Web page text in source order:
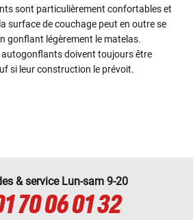
sont particulièrement confortables et
surface de couchage peut en outre se
gonflant légèrement le matelas.
doivent toujours être
si leur construction le prévoit.
& service Lun-sam 9-20
70 06 01 32